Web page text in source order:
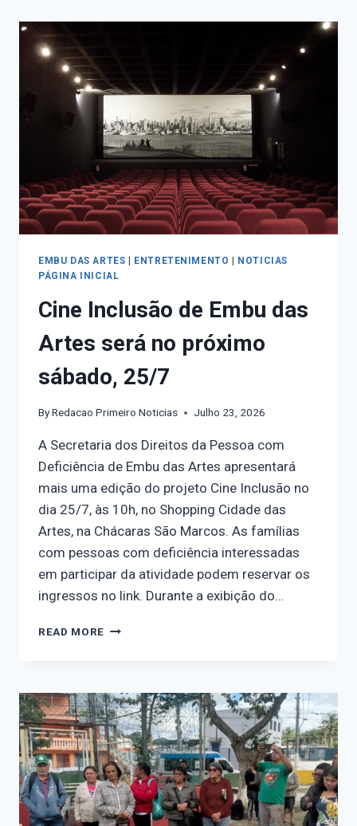
EMBU DAS ARTES | ENTRETENIMENTO | NOTICIAS
PÁGINA INICIAL
Cine Inclusão de Embu das
Artes será no próximo
sábado, 25/7
ByRedacao Primeiro Noticias Julho 23, 2026
A Secretaria dos Direitos da Pessoa com
Deficiência de Embu das Artes apresentará
mais uma edição do projeto Cine Inclusão no
dia 25/7, às 10h, no Shopping Cidade das
Artes, na Chácaras São Marcos. As famílias
com pessoas com deficiência interessadas
em participar da atividade podem reservar os
ingressos no link. Durante a exibição do…
READ MORE